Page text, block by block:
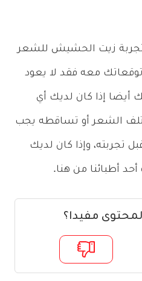
تجربة زيت الحشيش للشعر
معه فقد لا يعود
أيضا إذا كان لديك أي
الشعر أو تساقطه يجب
تجربته، وإذا كان لديك
أطبائنا من هنا.
مفيدا؟